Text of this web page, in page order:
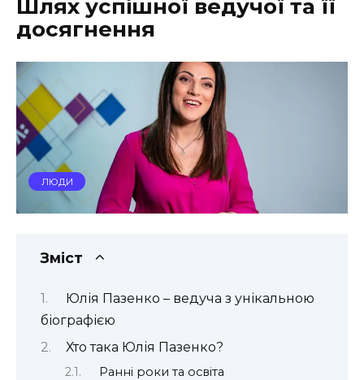
Шлях успішної ведучої та її
досягнення
ЛЮДИ
Зміст
Юлія Пазенко – ведуча з унікальною
біографією
Хто така Юлія Пазенко?
Ранні роки та освіта